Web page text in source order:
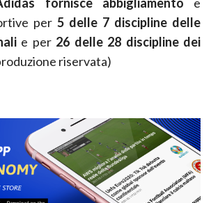
per 5 delle 7 discipline delle
e per 26 delle 28 discipline dei
riservata)